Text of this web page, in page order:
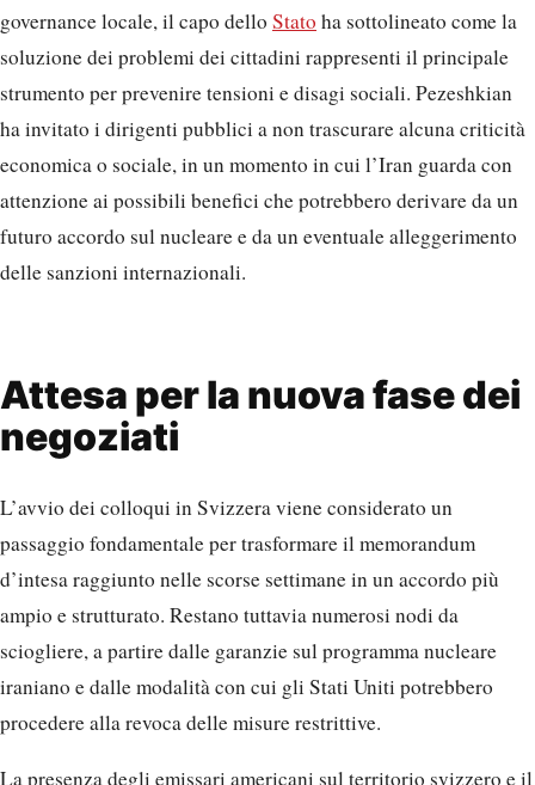
governance locale, il capo dello Stato ha sottolineato come la
soluzione dei problemi dei cittadini rappresenti il principale
strumento per prevenire tensioni e disagi sociali. Pezeshkian
ha invitato i dirigenti pubblici a non trascurare alcuna criticità
economica o sociale, in un momento in cui l’Iran guarda con
attenzione ai possibili benefici che potrebbero derivare da un
futuro accordo sul nucleare e da un eventuale alleggerimento
delle sanzioni internazionali.
Attesa per la nuova fase dei
negoziati
L’avvio dei colloqui in Svizzera viene considerato un
passaggio fondamentale per trasformare il memorandum
d’intesa raggiunto nelle scorse settimane in un accordo più
ampio e strutturato. Restano tuttavia numerosi nodi da
sciogliere, a partire dalle garanzie sul programma nucleare
iraniano e dalle modalità con cui gli Stati Uniti potrebbero
procedere alla revoca delle misure restrittive.
La presenza degli emissari americani sul territorio svizzero e il